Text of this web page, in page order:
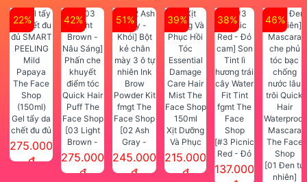
22%
Gel tẩy da
chết đu đủ
SMART
PEELING
275.000
đ
42%
[03 Light
Brown -
Nâu Sáng]
Phấn che
275.000
đ
51%
[02 Ash
Gray -
Khói] Bột
kẻ chân
245.000
đ
39%
Xịt Dưỡng
Và Phục
Hồi Tóc
Essential
215.000
đ
38%
[#3 Picnic
Red - Đỏ
cam] Son
137.000
46%
[01 Đen tự
nhiên]